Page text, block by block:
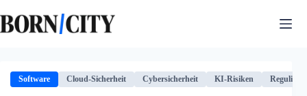
Inhalt
springen
Software Cloud-Sicherheit Cybersicherheit KI-Risiken